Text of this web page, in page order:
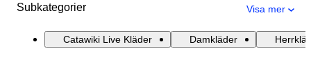
Subkategorier Visa mer
Catawiki Live Kläder Damkläder